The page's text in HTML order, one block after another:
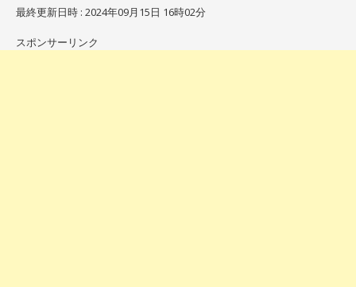
最終更新日時 : 2024年09月15日 16時02分
スポンサーリンク